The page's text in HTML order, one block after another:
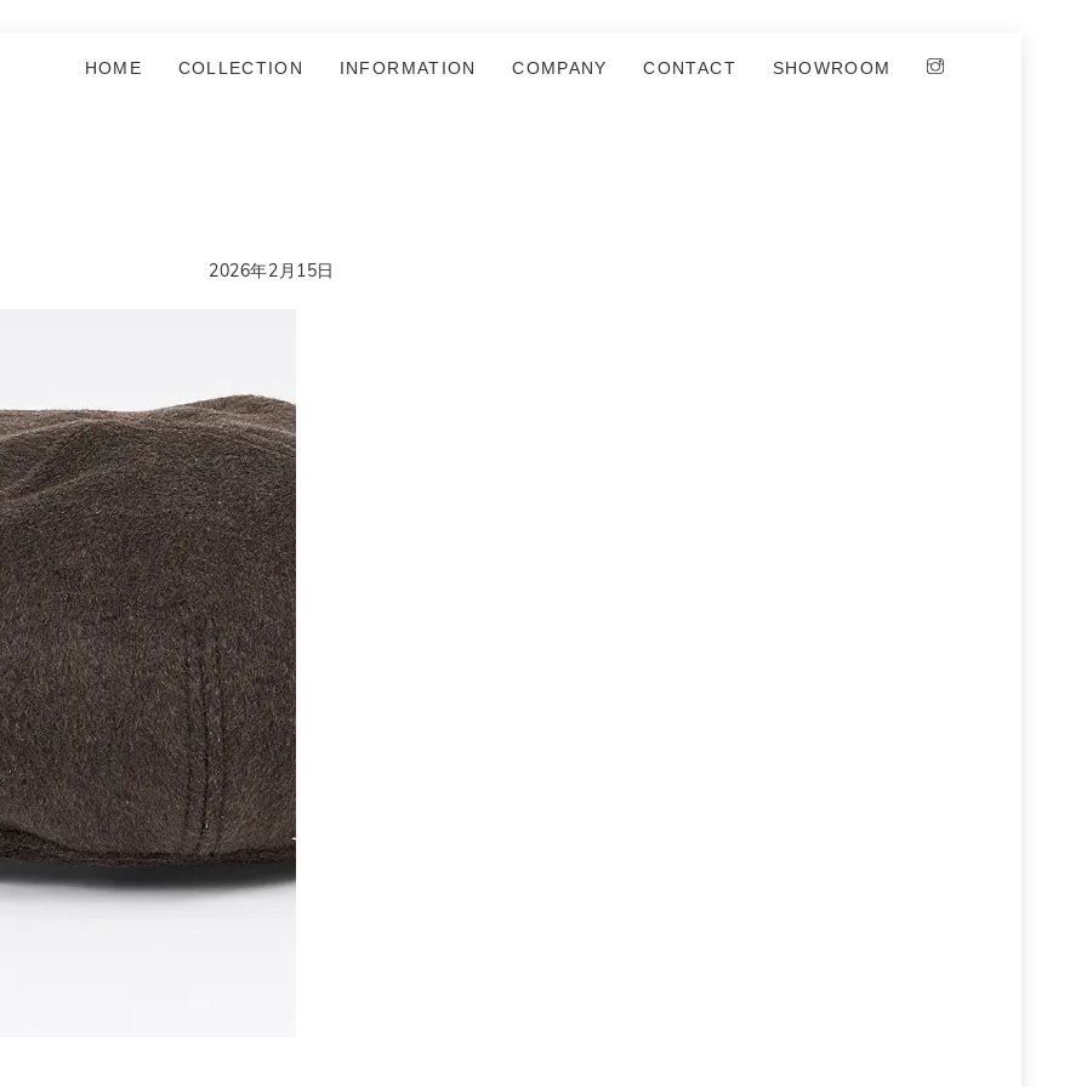
HOME COLLECTION INFORMATION COMPANY CONTACT SHOWROOM
2026年2月15日